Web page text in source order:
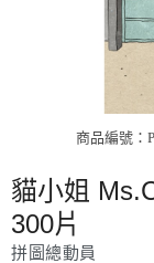
商品編號：
貓小姐
300片
拼圖總動員